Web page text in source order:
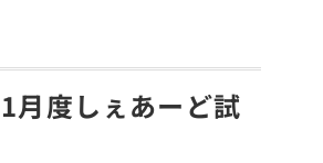
月度しぇあーど試